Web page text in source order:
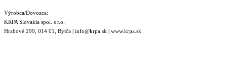
Výrobca/Dovozca:
KRPA Slovakia spol. s r.o.
Hrabové 299, 014 01, Bytča | info@krpa.sk | www.krpa.sk